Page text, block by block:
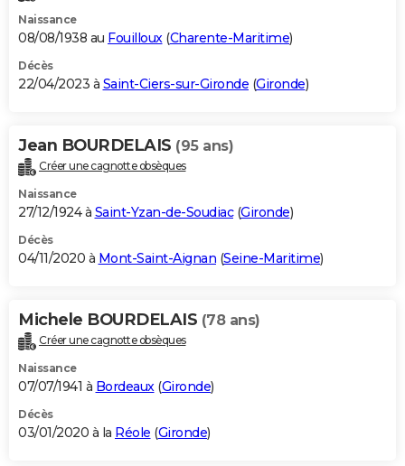
Naissance
08/08/1938 au Fouilloux(Charente-Maritime)
Décès
22/04/2023 à Saint-Ciers-sur-Gironde (Gironde)
Jean BOURDELAIS (95 ans)
Créer une cagnotte obsèques
Naissance
27/12/1924 à Saint-Yzan-de-Soudiac(Gironde)
Décès
04/11/2020 à Mont-Saint-Aignan (Seine-Maritime)
Michele BOURDELAIS (78 ans)
Créer une cagnotte obsèques
Naissance
07/07/1941 à Bordeaux(Gironde)
Décès
03/01/2020 à la Réole (Gironde)